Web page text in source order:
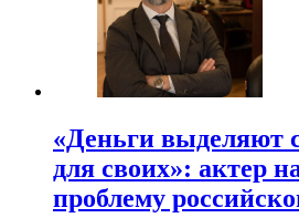
«Деньги выделяют
для своих»: актер
проблему